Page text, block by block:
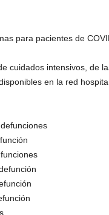
para pacientes de
cuidados intensivos, de
en la red